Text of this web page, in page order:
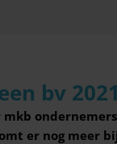
bv 2021
er nog meer